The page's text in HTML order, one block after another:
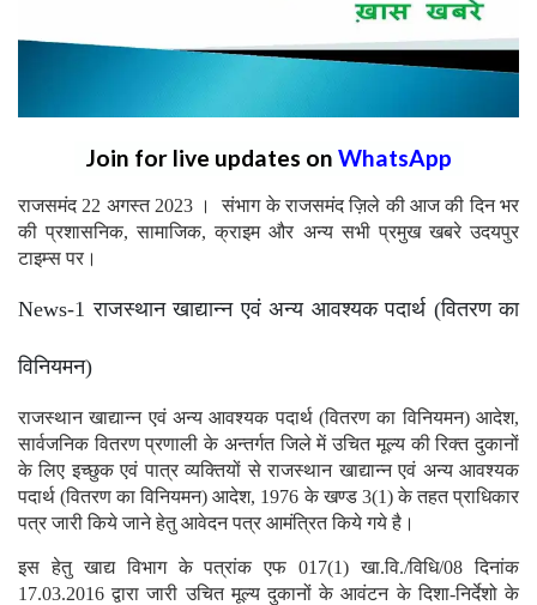
Join for live updates on WhatsApp
राजसमंद 22 अगस्त 2023 । संभाग के राजसमंद ज़िले की आज की दिन भर
की प्रशासनिक, सामाजिक, क्राइम और अन्य सभी प्रमुख खबरे उदयपुर
टाइम्स पर।
News-1 राजस्थान खाद्यान्न एवं अन्य आवश्यक पदार्थ (वितरण का
विनियमन)
राजस्थान खाद्यान्न एवं अन्य आवश्यक पदार्थ (वितरण का विनियमन) आदेश,
सार्वजनिक वितरण प्रणाली के अन्तर्गत जिले में उचित मूल्य की रिक्त दुकानों
के लिए इच्छुक एवं पात्र व्यक्तियों से राजस्थान खाद्यान्न एवं अन्य आवश्यक
पदार्थ (वितरण का विनियमन) आदेश, 1976 के खण्ड 3(1) के तहत प्राधिकार
पत्र जारी किये जाने हेतु आवेदन पत्र आमंत्रित किये गये है।
इस हेतु खाद्य विभाग के पत्रांक एफ 017(1) खा.वि./विधि/08 दिनांक
17.03.2016 द्वारा जारी उचित मूल्य दुकानों के आवंटन के दिशा-निर्देशो के